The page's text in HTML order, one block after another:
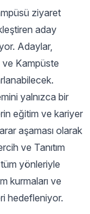
ziyaret
aday
Adaylar,
ve Kampüste
yalnızca bir
eğitim ve kariyer
aşaması olarak
ve Tanıtım
yönleriyle
kurmaları ve
hedefleniyor.